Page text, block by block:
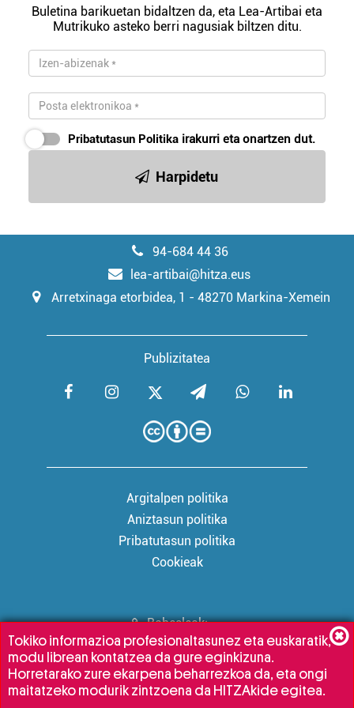
Buletina barikuetan bidaltzen da, eta Lea-Artibai eta
Mutrikuko asteko berri nagusiak biltzen ditu.
Pribatutasun Politika irakurri eta onartzen dut.
Harpidetu
94-684 44 36
lea-artibai@hitza.eus
Arretxinaga etorbidea, 1 - 48270 Markina-Xemein
Publizitatea
Argitalpen politika
Aniztasun politika
Pribatutasun politika
Cookieak
Babesleak:
Tokiko informazioa profesionaltasunez eta euskaratik,
modu librean kontatzea da gure eginkizuna.
Horretarako zure ekarpena beharrezkoa da, eta ongi
maitatzeko modurik zintzoena da HITZAkide egitea.